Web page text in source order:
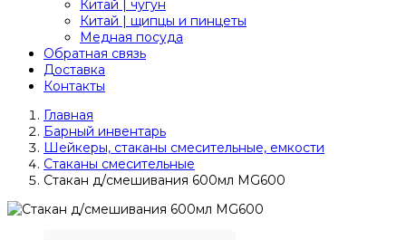
Китай | чугун
Китай | щипцы и пинцеты
Медная посуда
Обратная связь
Доставка
Контакты
Главная
Барный инвентарь
Шейкеры, стаканы смесительные, емкости
Стаканы смесительные
Стакан д/смешивания 600мл MG600